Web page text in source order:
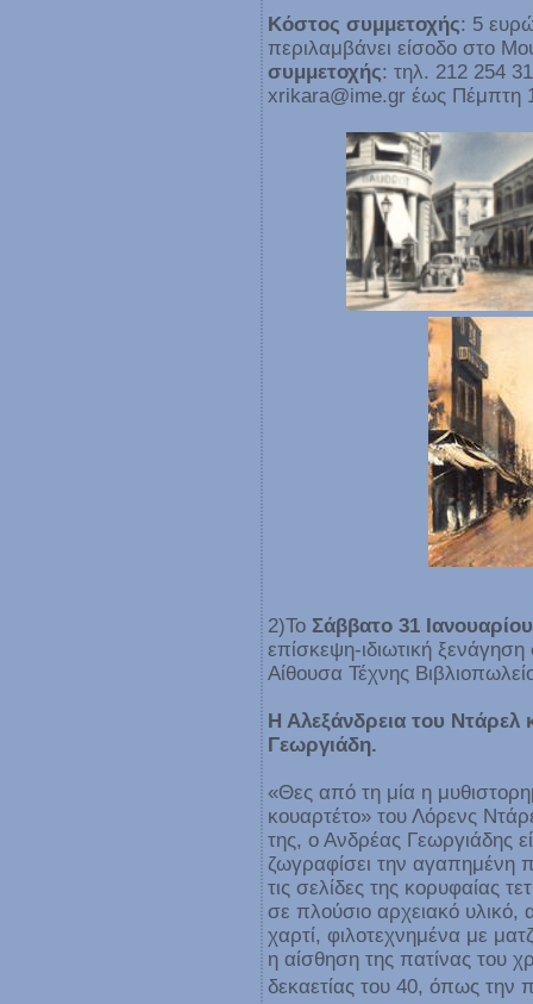
Κόστος συμμετοχής: 5
περιλαμβάνει είσοδο στο
συμμετοχής: τηλ. 212 254
xrikara@ime.gr έως Πέμπτη
2)Το Σάββατο 31
επίσκεψη-ιδιωτική
Αίθουσα Τέχνης
Η Αλεξάνδρεια του
Γεωργιάδη.
«Θες από τη μία η
κουαρτέτο» του Λόρενς
της, ο Ανδρέας Γεωργιάδης
ζωγραφίσει την
τις σελίδες της κορυφαίας
σε πλούσιο αρχειακό
χαρτί, φιλοτεχνημένα με
η αίσθηση της πατίνας του
δεκαετίας του 40, όπως την